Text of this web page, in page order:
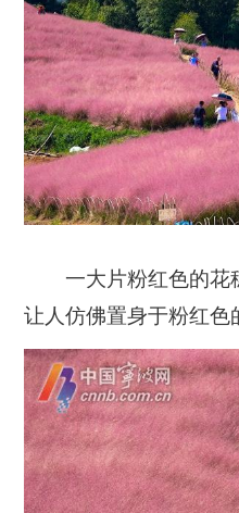
一大片粉红色的花
让人仿佛置身于粉红色